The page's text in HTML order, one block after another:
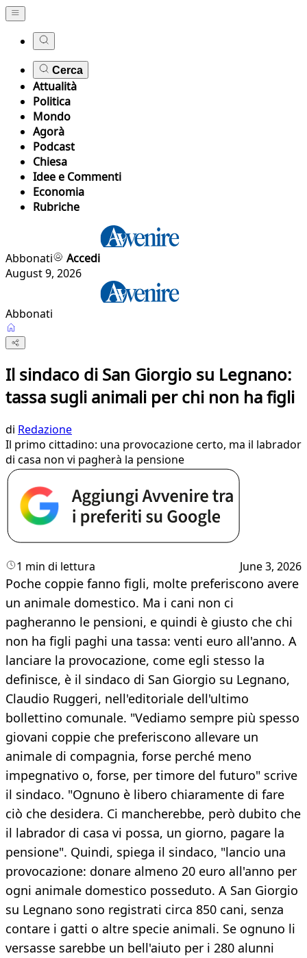
Cerca
Attualità
Politica
Mondo
Agorà
Podcast
Chiesa
Idee e Commenti
Economia
Rubriche
Abbonati
Accedi
August 9, 2026
Abbonati
Il sindaco di San Giorgio su Legnano:
tassa sugli animali per chi non ha figli
di Redazione
Il primo cittadino: una provocazione certo, ma il labrador
di casa non vi pagherà la pensione
1 min di lettura June 3, 2026
Poche coppie fanno figli, molte preferiscono avere
un animale domestico. Ma i cani non ci
pagheranno le pensioni, e quindi è giusto che chi
non ha figli paghi una tassa: venti euro all'anno. A
lanciare la provocazione, come egli stesso la
definisce, è il sindaco di San Giorgio su Legnano,
Claudio Ruggeri, nell'editoriale dell'ultimo
bollettino comunale. "Vediamo sempre più spesso
giovani coppie che preferiscono allevare un
animale di compagnia, forse perché meno
impegnativo o, forse, per timore del futuro" scrive
il sindaco. "Ognuno è libero chiaramente di fare
ciò che desidera. Ci mancherebbe, però dubito che
il labrador di casa vi possa, un giorno, pagare la
pensione". Quindi, spiega il sindaco, "lancio una
provocazione: donare almeno 20 euro all'anno per
ogni animale domestico posseduto. A San Giorgio
su Legnano sono registrati circa 850 cani, senza
contare i gatti o altre specie animali. Se ognuno li
versasse sarebbe un bell'aiuto per i 280 alunni